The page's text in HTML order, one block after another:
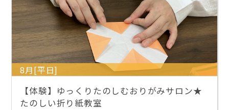
8月[平日]
【体験】ゆっくりたのしむおりがみサロン★
たのしい折り紙教室